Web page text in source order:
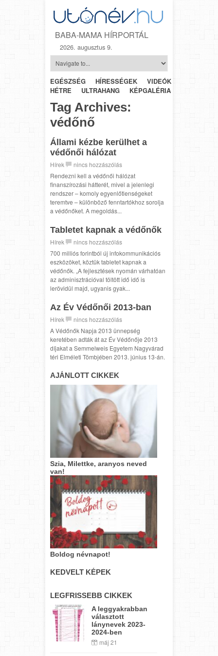
BABA-MAMA HÍRPORTÁL
2026. augusztus 9.
EGÉSZSÉG HÍRESSÉGEK VIDEÓK
HÉTRŐL-
HÉTRE
ULTRAHANG KÉPGALÉRIA
Tag Archives:
védőnő
Állami kézbe kerülhet a
védőnői hálózat
Hírek
nincs hozzászólás
Rendezni kell a védőnői hálózat
finanszírozási hátterét, mivel a jelenlegi
rendszer – komoly egyenlőtlenségeket
teremtve – különböző fenntartókhoz sorolja
a védőnőket. A megoldás...
Tabletet kapnak a védőnők
Hírek
nincs hozzászólás
700 milliós forintból új infokommunikációs
eszközöket, köztük tabletet kapnak a
védőnők. „A fejlesztések nyomán várhatóan
az adminisztrációval töltött idő idő is
lerövidül majd, ugyanis gyak...
Az Év Védőnői 2013-ban
Hírek
nincs hozzászólás
A Védőnők Napja 2013 ünnepség
keretében adták át az Év Védőnője 2013
díjakat a Semmelweis Egyetem Nagyvárad
téri Elméleti Tömbjében 2013. június 13-án.
AJÁNLOTT CIKKEK
Szia, Milettke, aranyos neved
van!
Boldog névnapot!
KEDVELT KÉPEK
LEGFRISSEBB CIKKEK
A leggyakrabban
választott
lánynevek 2023-
2024-ben
máj 21